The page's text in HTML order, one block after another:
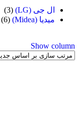
ال جی (LG)
(3)
میدیا (Midea)
(6)
Show column